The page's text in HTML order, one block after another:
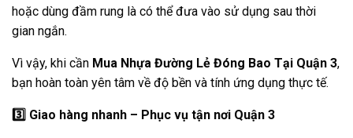
hoặc dùng đầm rung là có thể đưa vào sử dụng sau thời
gian ngắn.
Vì vậy, khi cần Mua Nhựa Đường Lẻ Đóng Bao Tại Quận 3,
bạn hoàn toàn yên tâm về độ bền và tính ứng dụng thực tế.
3️ Giao hàng nhanh – Phục vụ tận nơi Quận 3